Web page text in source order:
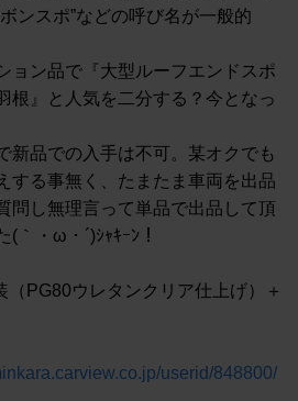
ンスポ”などの呼び名が一般的
ョン品で『大型ルーフエンドスポ
根』と人気を二分する？今となっ
新品での入手は不可。某オクでも
する事無く、たまたま車両を出品
問し無理言って単品で出品して頂
｀・ω・´)ｼｬｷｰﾝ！
PG80ウレタンクリア仕上げ）＋
userid/848800/